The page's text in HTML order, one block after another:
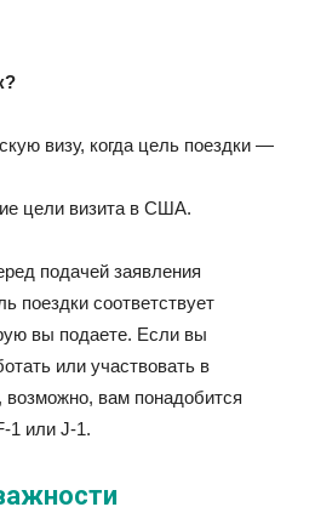
визу, когда цель поездки —
цели визита в США.
подачей заявления
поездки соответствует
вы подаете. Если вы
или участвовать в
возможно, вам понадобится
1 или J-1.